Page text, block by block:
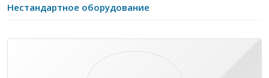
Нестандартное оборудование